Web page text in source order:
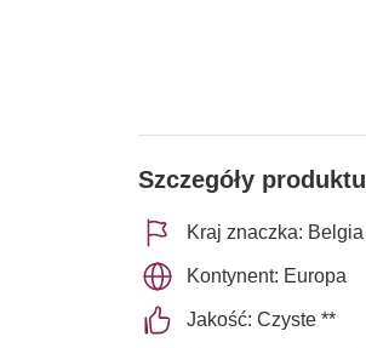
Szczegóły produktu
Kraj znaczka: Belgia
Kontynent: Europa
Jakość: Czyste **